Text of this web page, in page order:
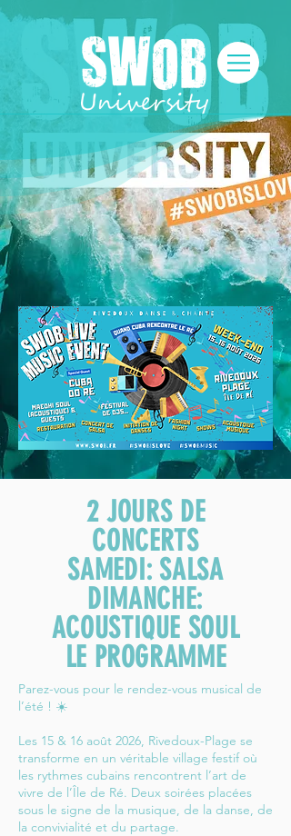
2 JOURS DE
CONCERTS
SAMEDI: SALSA
DIMANCHE:
ACOUSTIQUE SOUL
LE PROGRAMME
Parez-vous pour le rendez-vous musical de
l’été ! ☀️
Les 15 & 16 août 2026, Rivedoux-Plage se
transforme en un véritable village festif où
les rythmes cubains rencontrent l’art de
vivre de l’Île de Ré. Deux soirées placées
sous le signe de la musique, de la danse, de
la convivialité et du partage.